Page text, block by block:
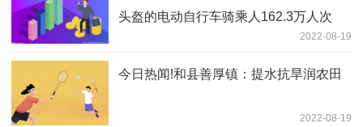
头盔的电动自行车骑乘人162.3万人次
2022-08-19
今日热闻!和县善厚镇：提水抗旱润农田
2022-08-19